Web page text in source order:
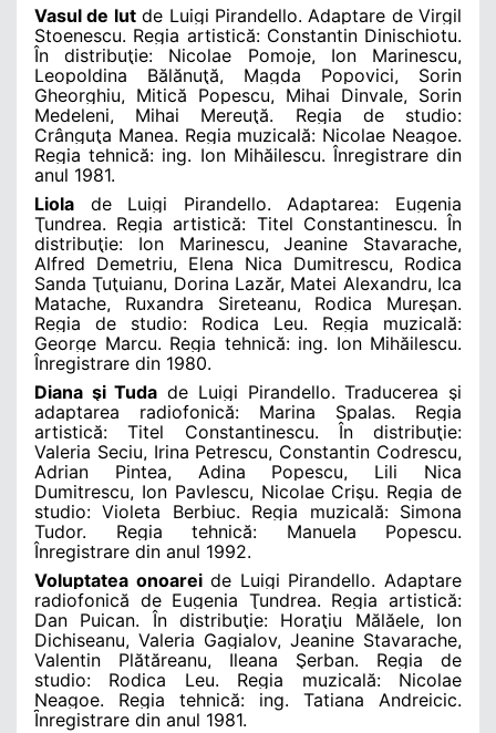
Vasul de lut de Luigi Pirandello. Adaptare de Virgil
Stoenescu. Regia artistică: Constantin Dinischiotu.
În distribuţie: Nicolae Pomoje, Ion Marinescu,
Leopoldina Bălănuţă, Magda Popovici, Sorin
Gheorghiu, Mitică Popescu, Mihai Dinvale, Sorin
Medeleni, Mihai Mereuţă. Regia de studio:
Crânguţa Manea. Regia muzicală: Nicolae Neagoe.
Regia tehnică: ing. Ion Mihăilescu. Înregistrare din
anul 1981.
Liola
de Luigi Pirandello. Adaptarea: Eugenia
Ţundrea. Regia artistică: Titel Constantinescu. În
distribuţie: Ion Marinescu, Jeanine Stavarache,
Alfred Demetriu, Elena Nica Dumitrescu, Rodica
Sanda Ţuţuianu, Dorina Lazăr, Matei Alexandru, Ica
Matache, Ruxandra Sireteanu, Rodica Mureşan.
Regia de studio: Rodica Leu. Regia muzicală:
George Marcu. Regia tehnică: ing. Ion Mihăilescu.
Înregistrare din 1980.
Diana şi Tuda de Luigi Pirandello. Traducerea şi
adaptarea radiofonică: Marina Spalas. Regia
artistică: Titel Constantinescu. În distribuţie:
Valeria Seciu, Irina Petrescu, Constantin Codrescu,
Adrian Pintea, Adina Popescu, Lili Nica
Dumitrescu, Ion Pavlescu, Nicolae Crişu. Regia de
studio: Violeta Berbiuc. Regia muzicală: Simona
Tudor. Regia tehnică: Manuela Popescu.
Înregistrare din anul 1992.
Voluptatea onoarei de Luigi Pirandello. Adaptare
radiofonică de Eugenia Ţundrea. Regia artistică:
Dan Puican. În distribuţie: Horaţiu Mălăele, Ion
Dichiseanu, Valeria Gagialov, Jeanine Stavarache,
Valentin Plătăreanu, Ileana Şerban. Regia de
studio: Rodica Leu. Regia muzicală: Nicolae
Neagoe. Regia tehnică: ing. Tatiana Andreicic.
Ȋnregistrare din anul 1981.